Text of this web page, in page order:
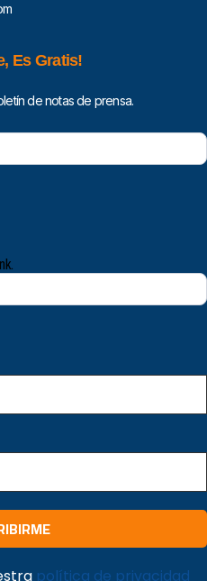
Es Gratis!
de notas de prensa.
política de privacidad